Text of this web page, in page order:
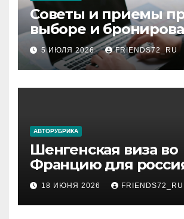
Советы и приемы
выборе и
авиабилетов
5 ИЮЛЯ 2026 FRIENDS72_RU
АВТОРУБРИКА
Шенгенская виза во
Францию для
2026 году: сроки от 3
и список
документов
18 ИЮНЯ 2026 FRIENDS72_RU